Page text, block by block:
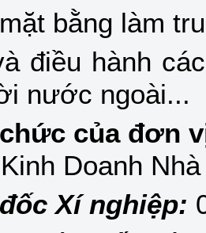
bằng làm
điều hành
nước ngoài...
của đơn
Doanh
Xí nghiệp: